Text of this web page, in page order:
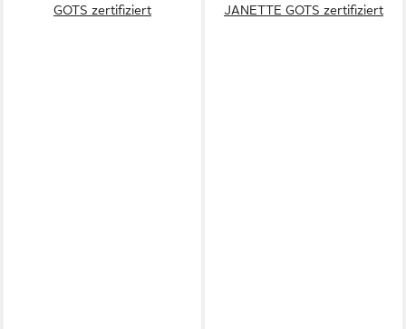
GOTS zertifiziert JANETTE GOTS zertifiziert